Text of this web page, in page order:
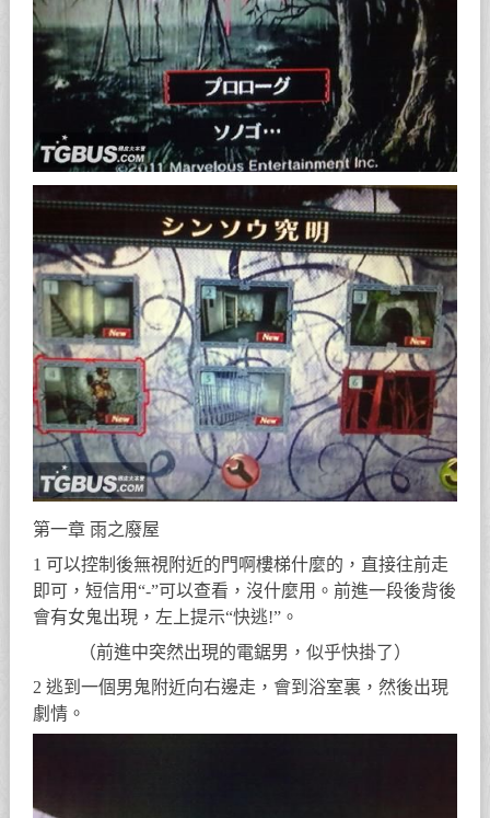
第一章 雨之廢屋
1 可以控制後無視附近的門啊樓梯什麼的，直接往前走
即可，短信用“-”可以查看，沒什麼用。前進一段後背後
會有女鬼出現，左上提示“快逃!”。
（前進中突然出現的電鋸男，似乎快掛了）
2 逃到一個男鬼附近向右邊走，會到浴室裏，然後出現
劇情。